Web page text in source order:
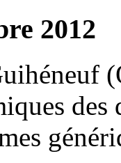
2012
des